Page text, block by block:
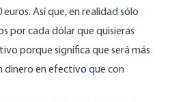
Así que, en realidad sólo
por cada dólar que quisieras
porque significa que será más
dinero en efectivo que con